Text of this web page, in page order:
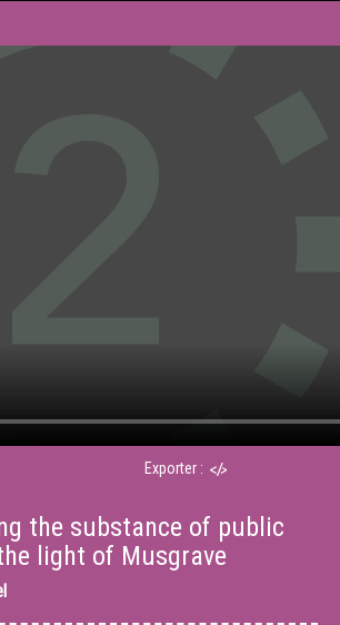
Exporter :
the substance of public
light of Musgrave